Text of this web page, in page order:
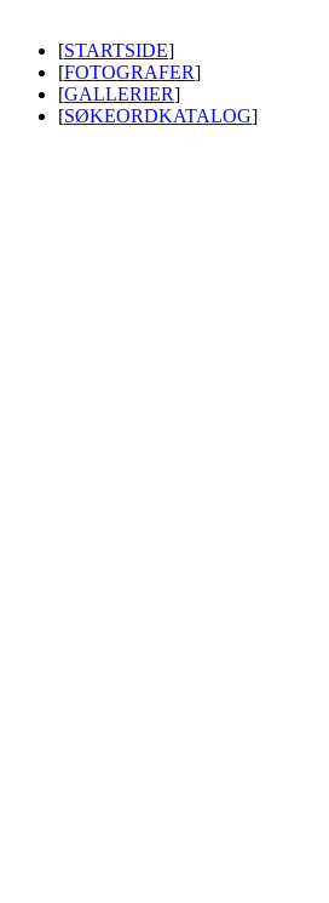
[STARTSIDE]
[FOTOGRAFER]
[GALLERIER]
[SØKEORDKATALOG]